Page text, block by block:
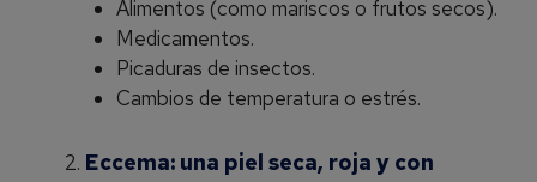
Alimentos (como mariscos o frutos secos).
Medicamentos.
Picaduras de insectos.
Cambios de temperatura o estrés.
Eccema: una piel seca, roja y con